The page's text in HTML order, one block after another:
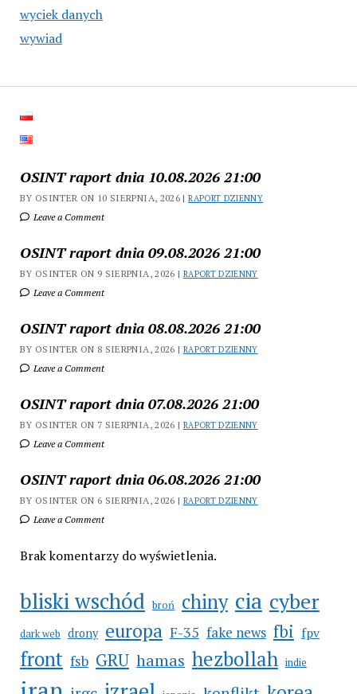
wyciek danych
wywiad
OSINT raport dnia 10.08.2026 21:00
BY OSINTER ON 10 SIERPNIA, 2026 |RAPORT DZIENNY
Leave a Comment
OSINT raport dnia 09.08.2026 21:00
BY OSINTER ON 9 SIERPNIA, 2026 | RAPORT DZIENNY
Leave a Comment
OSINT raport dnia 08.08.2026 21:00
BY OSINTER ON 8 SIERPNIA, 2026 | RAPORT DZIENNY
Leave a Comment
OSINT raport dnia 07.08.2026 21:00
BY OSINTER ON 7 SIERPNIA, 2026 | RAPORT DZIENNY
Leave a Comment
OSINT raport dnia 06.08.2026 21:00
BY OSINTER ON 6 SIERPNIA, 2026 | RAPORT DZIENNY
Leave a Comment
Brak komentarzy do wyświetlenia.
bliski wschód broń chiny cia cyber
dark web drony europa F-35 fake news fbi fpv
front fsb GRU hamas hezbollah indie